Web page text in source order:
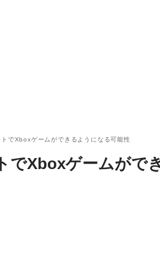
でXboxゲームができるようになる可能性
でXboxゲームがで